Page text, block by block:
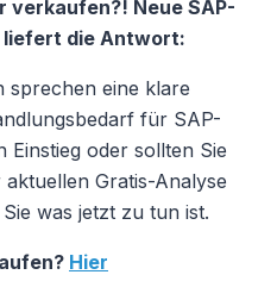
verkaufen?! Neue SAP-
liefert die Antwort:
sprechen eine klare
für SAP-
Einstieg oder sollten Sie
Gratis-Analyse
was jetzt zu tun ist.
Hier